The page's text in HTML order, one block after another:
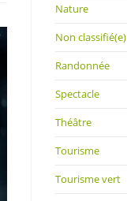
Nature
Non classifié(e)
Randonnée
Spectacle
Théâtre
Tourisme
Tourisme vert